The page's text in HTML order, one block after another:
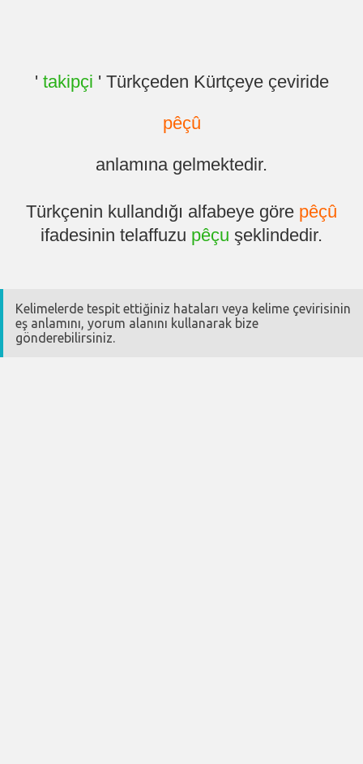
' takipçi ' Türkçeden Kürtçeye çeviride
pêçû
anlamına gelmektedir.
Türkçenin kullandığı alfabeye göre pêçû
ifadesinin telaffuzu pêçu şeklindedir.
Kelimelerde tespit ettiğiniz hataları veya kelime çevirisinin
eş anlamını, yorum alanını kullanarak bize
gönderebilirsiniz.